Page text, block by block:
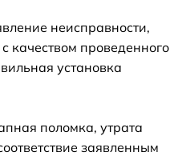
неисправности,
качеством проведенного
установка
поломка, утрата
заявленным